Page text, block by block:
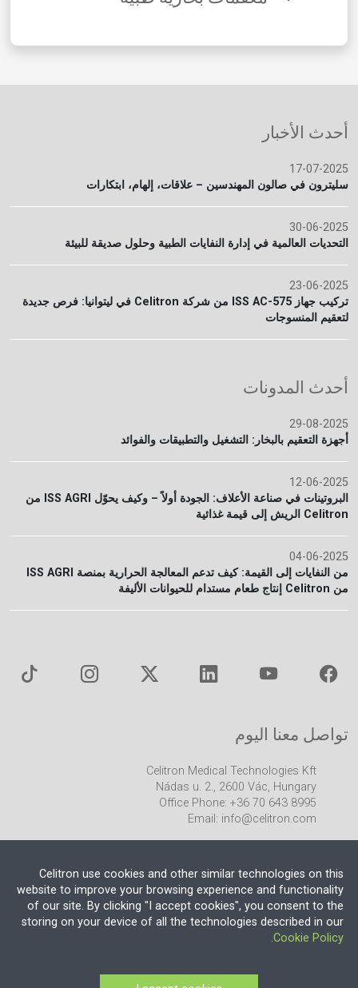
أحدث الأخبار
17-07-2025
سليترون في صالون المهندسين – علاقات، إلهام، ابتكارات
30-06-2025
التحديات العالمية في إدارة النفايات الطبية وحلول صديقة للبيئة
23-06-2025
تركيب جهاز ISS AC-575 من شركة Celitron في ليتوانيا: فرص جديدة
لتعقيم المنسوجات
أحدث المدونات
29-08-2025
أجهزة التعقيم بالبخار: التشغيل والتطبيقات والفوائد
12-06-2025
البروتينات في صناعة الأعلاف: الجودة أولاً – وكيف يحوّل ISS AGRI من
Celitron الريش إلى قيمة غذائية
04-06-2025
من النفايات إلى القيمة: كيف تدعم المعالجة الحرارية بمنصة ISS AGRI
من Celitron إنتاج طعام مستدام للحيوانات الأليفة
تواصل معنا اليوم
Celitron Medical Technologies Kft
Nádas u. 2., 2600 Vác, Hungary
Office Phone: +36 70 643 8995
Email: info@celitron.com
شريك الهندسة وتكامل المنشآت
Celitron use cookies and other similar technologies on this
website to improve your browsing experience and functionality
of our site. By clicking "I accept cookies", you consent to the
storing on your device of all the technologies described in our
Cookie Policy
.